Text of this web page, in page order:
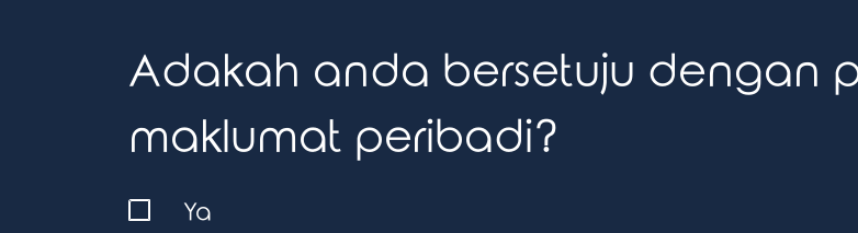
Adakah anda bersetuju dengan
maklumat peribadi?
Ya